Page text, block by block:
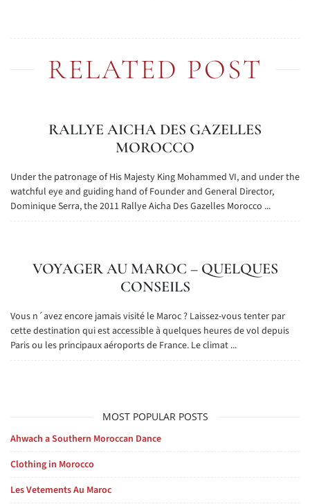
RELATED POST
RALLYE AICHA DES GAZELLES
MOROCCO
Under the patronage of His Majesty King Mohammed VI, and under the
watchful eye and guiding hand of Founder and General Director,
Dominique Serra, the 2011 Rallye Aicha Des Gazelles Morocco ...
VOYAGER AU MAROC – QUELQUES
CONSEILS
Vous n´avez encore jamais visité le Maroc ? Laissez-vous tenter par
cette destination qui est accessible à quelques heures de vol depuis
Paris ou les principaux aéroports de France. Le climat ...
MOST POPULAR POSTS
Ahwach a Southern Moroccan Dance
Clothing in Morocco
Les Vetements Au Maroc